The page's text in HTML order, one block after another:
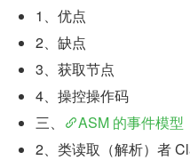
1、优点
2、缺点
3、获取节点
4、操控操作码
三、
ASM 的事件模型
2、类读取（解析）者